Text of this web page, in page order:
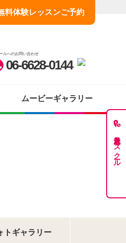
料体験レッスンご予約
ルへのお問い合わせ
06-6628-0144
ムービーギャラリー
最近見たスクール
トギャラリー